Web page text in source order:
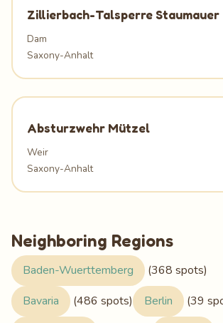
Zillierbach-Talsperre Staumauer
Dam
Saxony-Anhalt
Absturzwehr Mützel
Weir
Saxony-Anhalt
Neighboring Regions
Baden-Wuerttemberg
(368 spots)
Bavaria
(486 spots) Berlin
(39